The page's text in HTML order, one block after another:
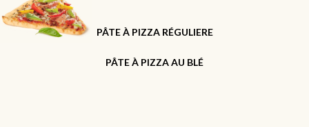
PÂTE À PIZZA RÉGULIERE
PÂTE À PIZZA AU BLÉ